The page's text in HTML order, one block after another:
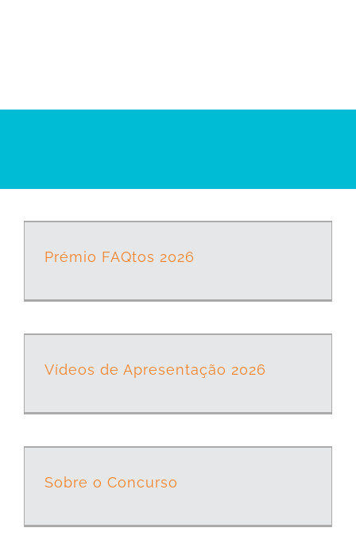
Prémio FAQtos 2026
Vídeos de Apresentação 2026
Sobre o Concurso